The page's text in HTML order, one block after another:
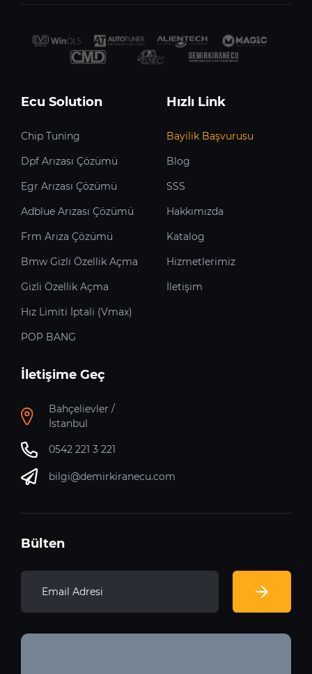
Ecu Solution
Chip Tuning
Dpf Arızası Çözümü
Egr Arızası Çözümü
Adblue Arızası Çözümü
Frm Arıza Çözümü
Bmw Gizli Özellik Açma
Gizli Özellik Açma
Hız Limiti İptali (Vmax)
POP BANG
Hızlı Link
Bayilik Başvurusu
Blog
SSS
Hakkımızda
Katalog
Hizmetlerimiz
İletişim
İletişime Geç
Bahçelievler /
İstanbul
0542 221 3 221
bilgi@demirkiranecu.com
Bülten